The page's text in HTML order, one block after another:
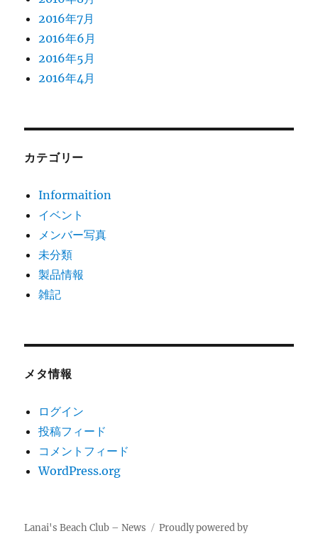
2016年7月
2016年6月
2016年5月
2016年4月
カテゴリー
Informaition
イベント
メンバー写真
未分類
製品情報
雑記
メタ情報
ログイン
投稿フィード
コメントフィード
WordPress.org
Lanai's Beach Club – News Proudly powered by